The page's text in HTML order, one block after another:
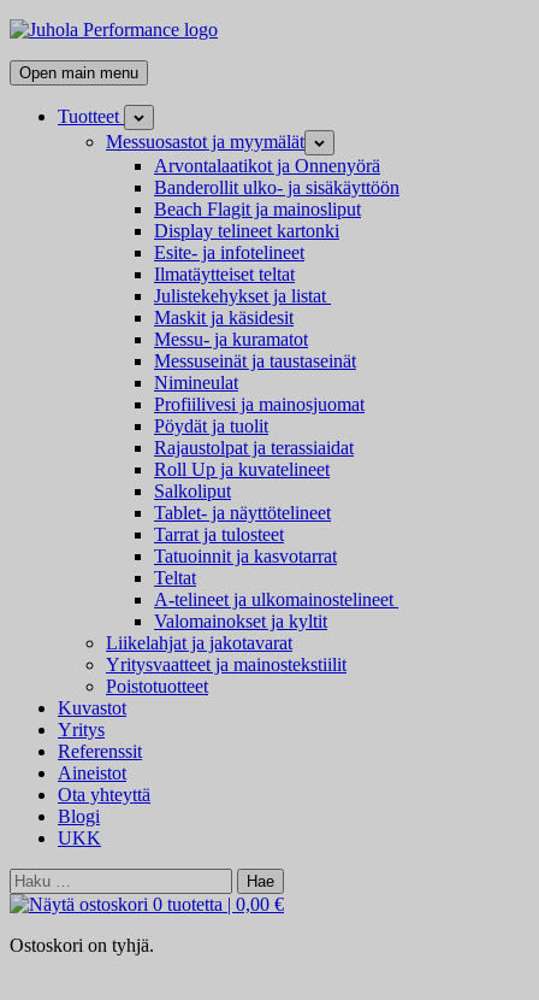
Skip
content
Juhola
Kaikki
messutuotteet
mainostarvikkeet
Open main menu
Tuotteet
Open
child
menu
Messuosastot ja myymälät Open
child
menu
Arvontalaatikot ja Onnenyörä
Banderollit ulko- ja sisäkäyttöön
Beach Flagit ja mainosliput
Display telineet kartonki
Esite- ja infotelineet
Ilmatäytteiset teltat
Julistekehykset ja listat
Maskit ja käsidesit
Messu- ja kuramatot
Messuseinät ja taustaseinät
Nimineulat
Profiilivesi ja mainosjuomat
Pöydät ja tuolit
Rajaustolpat ja terassiaidat
Roll Up ja kuvatelineet
Salkoliput
Tablet- ja näyttötelineet
Tarrat ja tulosteet
Tatuoinnit ja kasvotarrat
Teltat
A-telineet ja ulkomainostelineet
Valomainokset ja kyltit
Liikelahjat ja jakotavarat
Yritysvaatteet ja mainostekstiilit
Poistotuotteet
Kuvastot
Yritys
Referenssit
Aineistot
Ota yhteyttä
Blogi
UKK
Haku:
0 tuotetta | 0,00 €
Ostoskori on tyhjä.